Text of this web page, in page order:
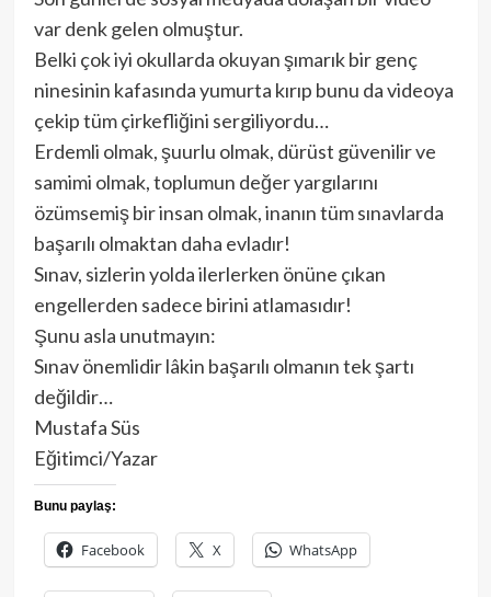
var denk gelen olmuştur.
Belki çok iyi okullarda okuyan şımarık bir genç
ninesinin kafasında yumurta kırıp bunu da videoya
çekip tüm çirkefliğini sergiliyordu…
Erdemli olmak, şuurlu olmak, dürüst güvenilir ve
samimi olmak, toplumun değer yargılarını
özümsemiş bir insan olmak, inanın tüm sınavlarda
başarılı olmaktan daha evladır!
Sınav, sizlerin yolda ilerlerken önüne çıkan
engellerden sadece birini atlamasıdır!
Şunu asla unutmayın:
Sınav önemlidir lâkin başarılı olmanın tek şartı
değildir…
Mustafa Süs
Eğitimci/Yazar
Bunu paylaş:
Facebook X WhatsApp